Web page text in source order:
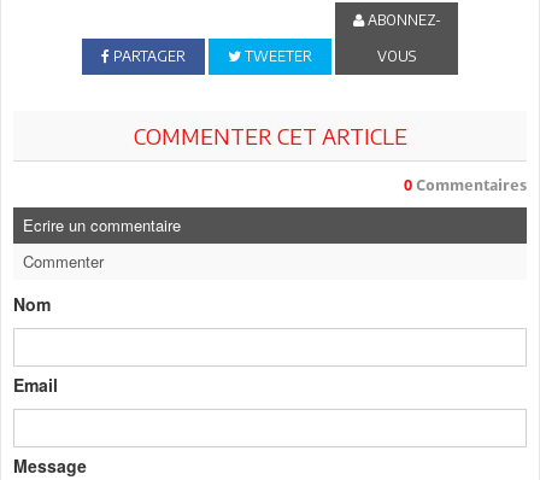
PARTAGER TWEETER
ABONNEZ-
VOUS
COMMENTER CET ARTICLE
0 Commentaires
Ecrire un commentaire
Commenter
Nom
Email
Message